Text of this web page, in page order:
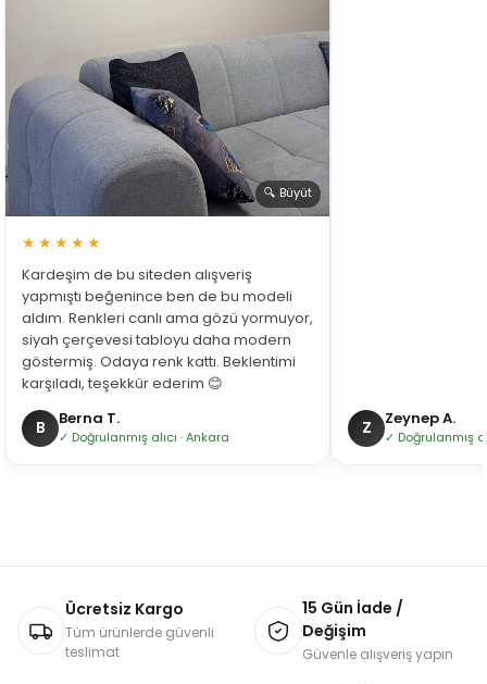
🔍 Büyüt
★★★★★
Kardeşim de bu siteden alışveriş
yapmıştı beğenince ben de bu modeli
aldım. Renkleri canlı ama gözü yormuyor,
siyah çerçevesi tabloyu daha modern
göstermiş. Odaya renk kattı. Beklentimi
karşıladı, teşekkür ederim 😊
B Berna T.
✓ Doğrulanmış alıcı · Ankara Z Zeynep A.
✓ Doğrulanmış
Ücretsiz Kargo
Tüm ürünlerde güvenli
teslimat
15 Gün İade /
Değişim
Güvenle alışveriş yapın